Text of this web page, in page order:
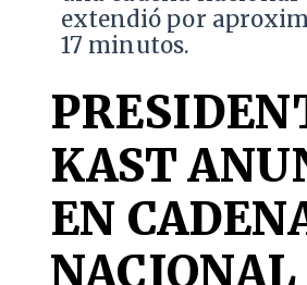
extendió por
17 minutos.
KAST
EN
NACIONAL